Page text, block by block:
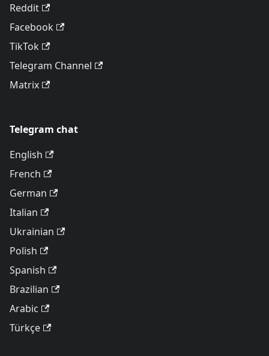
Reddit
Facebook
TikTok
Telegram Channel
Matrix
Telegram chat
English
French
German
Italian
Ukrainian
Polish
Spanish
Brazilian
Arabic
Türkçe